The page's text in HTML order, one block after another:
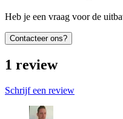
Heb je een vraag voor de
Contacteer ons?
1 review
Schrijf een review